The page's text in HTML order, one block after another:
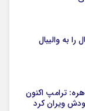
به والیبال
ترامپ اکنون
ویران کرد